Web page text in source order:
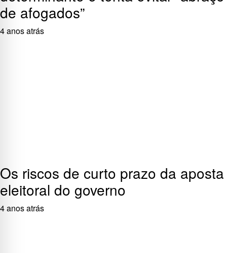
de afogados”
4 anos atrás
Os riscos de curto prazo da aposta
eleitoral do governo
4 anos atrás